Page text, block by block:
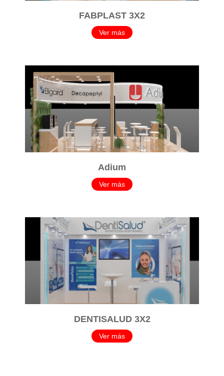
FABPLAST 3X2
Ver más
Adium
Ver más
DENTISALUD 3X2
Ver más